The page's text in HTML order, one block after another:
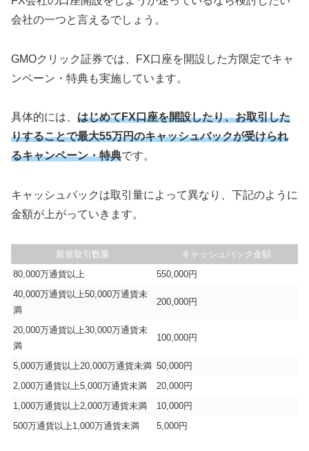
会社の一つと言えるでしょう。
GMOクリック証券では、FX口座を開設した方限定でキャ
ンペーン・特典も実施しています。
具体的には、 はじめてFX口座を開設したり、お取引した
りすることで最大55万円のキャッシュバックが受けられ
るキャンペーン・特典です。
キャッシュバックは取引量によって異なり、下記のように
金額が上がっていきます。
新規取引数量
キャッシュバック金額
80,000万通貨以上
550,000円
40,000万通貨以上50,000万通貨未
満
200,000円
20,000万通貨以上30,000万通貨未
満
100,000円
5,000万通貨以上20,000万通貨未満 50,000円
2,000万通貨以上5,000万通貨未満
20,000円
1,000万通貨以上2,000万通貨未満
10,000円
500万通貨以上1,000万通貨未満
5,000円